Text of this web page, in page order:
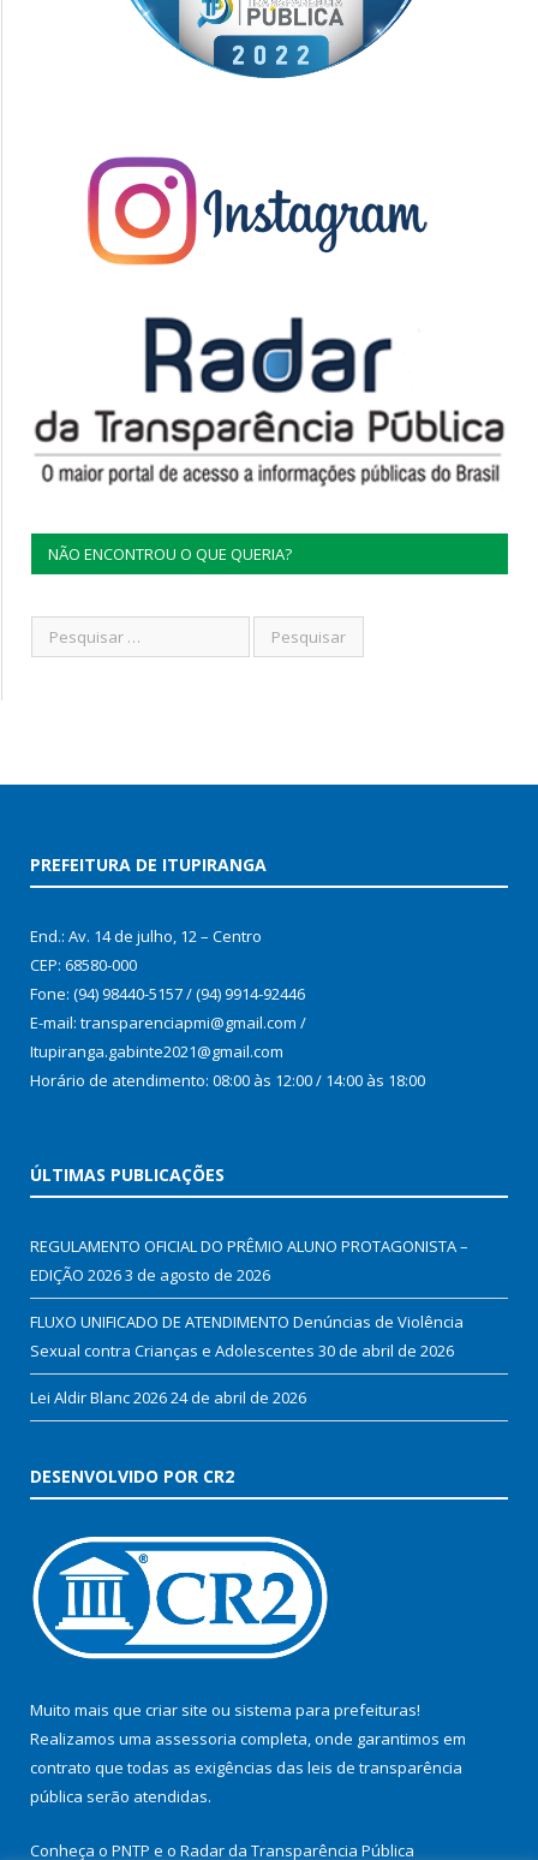
NÃO ENCONTROU O QUE QUERIA?
PREFEITURA DE ITUPIRANGA
End.: Av. 14 de julho, 12 – Centro
CEP: 68580-000
Fone: (94) 98440-5157 / (94) 9914-92446
E-mail: transparenciapmi@gmail.com /
Itupiranga.gabinte2021@gmail.com
Horário de atendimento: 08:00 às 12:00 / 14:00 às 18:00
ÚLTIMAS PUBLICAÇÕES
REGULAMENTO OFICIAL DO PRÊMIO ALUNO PROTAGONISTA –
EDIÇÃO 20263 de agosto de 2026
FLUXO UNIFICADO DE ATENDIMENTO Denúncias de Violência
Sexual contra Crianças e Adolescentes 30 de abril de 2026
Lei Aldir Blanc 202624 de abril de 2026
DESENVOLVIDO POR CR2
Muito mais que criar site ou sistema para prefeituras!
Realizamos uma assessoria completa, onde garantimos em
contrato que todas as exigências das leis de transparência
pública serão atendidas.
Conheça o PNTP e o Radar da Transparência Pública